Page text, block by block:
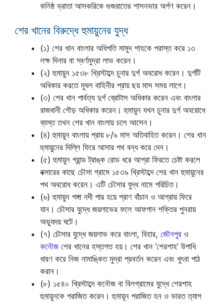
কনিষ্ঠ ভ্রাতা আসকরিকে গুজরাতের শাসনভার অর্পণ করেন।
শের খানের বিরুদ্ধে হুমায়ুনের যুদ্ধ
(১) শের খান বাংলার অধিপতি মামুদ শাহকে পরাস্ত করে ১৩
লক্ষ দিনার বা স্বর্ণমুদ্রা লাভ করেন।
(২) হুমায়ুন ১৫৩৮ খ্রিস্টাব্দে চুনার দুর্গ অবরোধ করেন। দুর্গটি
অধিকার করতে মুঘল বাহিনীর প্রায় ছয় মাস সময় লাগে।
(৩) শের খান পার্বত্য দুর্গ ব্রোটাস অধিকার করেন এবং বাংলার
রাজধানী গৌড় অধিকার করেন। হুমায়ুন যখন চুনার দুর্গ অবরোধে
ব্যস্ত তখন শের খান বাংলায় চলে আসেন।
(৪) হুমায়ুন বাংলায় প্রায় ৮/৯ মাস অতিবাহিত করেন। শের খান
হুমায়ুনের দিল্লি ফিরে আসার পথ বন্ধ করে দেন।
(৫) হুমায়ুন গ্রান্ড ট্রাঙ্ক রোড ধরে আগ্রা ফিরতে চেষ্টা করলে
বক্সারের কাছে চৌসা গ্রামে ১৫৩৯ খ্রিস্টাব্দে শের খান হুমায়ুনের
পথ অবরোধ করেন। এটি চৌসার যুদ্ধ নামে পরিচিত।
(৬) হুমায়ুন গঙ্গা নদী পার হয়ে প্রাণ বাঁচান ও আগ্রায় ফিরে
যান। চৌসার যুদ্ধে জয়লাভের ফলে আফগান শক্তির পুনরায়
অভ্যুদয় ঘটে।
(৭) চৌসার যুদ্ধে জয়লাভ করে বাংলা, বিহার, জৌনপুর ও
কনৌজশের খানের হস্তগত হয়। শের খান ‘শেরশাহ’ উপাধি
ধারণ করে নিজ নামাঙ্কিত মুদ্রা প্রবর্তন করেন এবং খুৎবা পাঠ
করান।
(৮) ১৫৪০ খ্রিস্টাব্দে কনৌজ বা বিলগ্রামের যুদ্ধে শেরশাহ
হুমায়ুনকে পরাজিত করেন। হুমায়ূন পরাজিত হন ও ভারত ত্যাগ